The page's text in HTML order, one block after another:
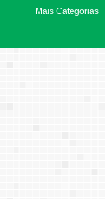
Mais Categorias